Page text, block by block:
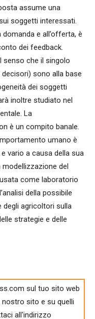
assume una
soggetti interessati.
e all’offerta, è
dei feedback.
senso che il singolo
sono alla base
dei soggetti
inoltre studiato nel
La
è un compito banale.
umano è
vario a causa della sua
modellizzazione del
come laboratorio
della possibile
degli agricoltori sulla
strategie e delle
sul tuo sito web
sito e su quelli
all'indirizzo